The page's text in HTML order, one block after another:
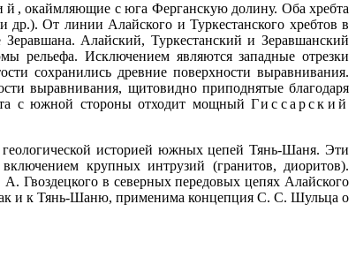
, окаймляющие с юга Ферганскую долину. Оба хребта
От линии Алайского и Туркестанского хребтов в
Алайский, Туркестанский и Зеравшанский
рельефа. Исключением являются западные отрезки
сохранились древние поверхности выравнивания.
выравнивания, щитовидно приподнятые благодаря
с южной стороны отходит мощный Гиссарский
геологической историей южных цепей Тянь-Шаня. Эти
крупных интрузий (гранитов, диоритов).
Гвоздецкого в северных передовых цепях Алайского
как и к Тянь-Шаню, применима концепция С. С. Шульца о